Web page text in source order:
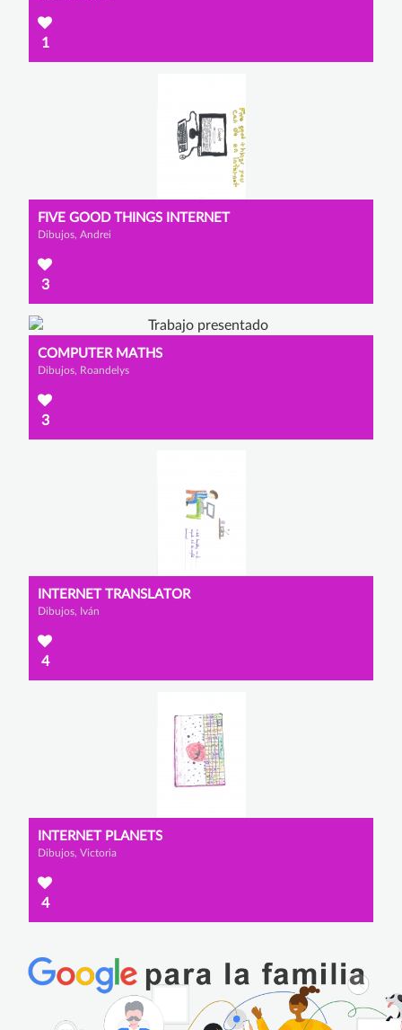
1
FIVE GOOD THINGS INTERNET
Dibujos, Andrei
3
COMPUTER MATHS
Dibujos, Roandelys
3
INTERNET TRANSLATOR
Dibujos, Iván
4
INTERNET PLANETS
Dibujos, Victoria
4